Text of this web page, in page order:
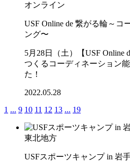
オンライン
USF Online de 繋がる輪～コ
ング〜
5月28日（土）【USF Online
つくるコーディネーション
た！
2022.05.28
1 ... 9 10 11 12 13 ... 19
東北地方
USFスポーツキャンプ in 岩